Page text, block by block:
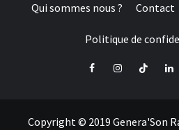
Qui sommes nous ? Contact
Politique de
FacebookInstagramTiktok
Copyright © 2019 Genera'Son